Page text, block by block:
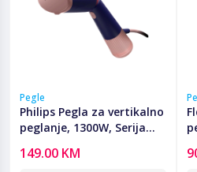
Pegle
Philips Pegla za vertikalno
peglanje, 1300W, Serija
149.00 KM